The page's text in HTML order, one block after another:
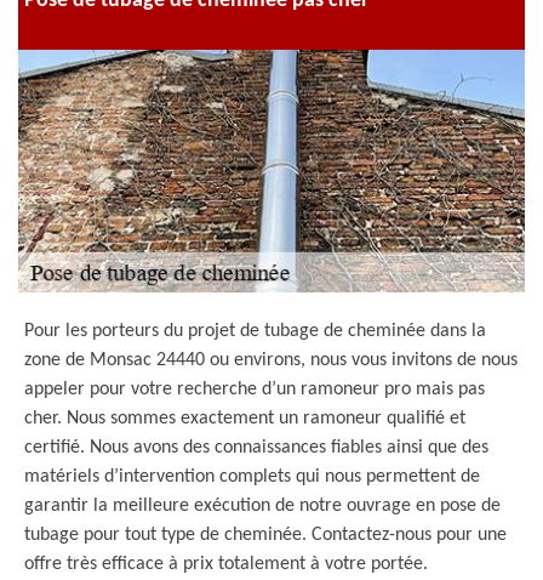
Pour les porteurs du projet de tubage de cheminée dans la
zone de Monsac 24440 ou environs, nous vous invitons de nous
appeler pour votre recherche d’un ramoneur pro mais pas
cher. Nous sommes exactement un ramoneur qualifié et
certifié. Nous avons des connaissances fiables ainsi que des
matériels d’intervention complets qui nous permettent de
garantir la meilleure exécution de notre ouvrage en pose de
tubage pour tout type de cheminée. Contactez-nous pour une
offre très efficace à prix totalement à votre portée.